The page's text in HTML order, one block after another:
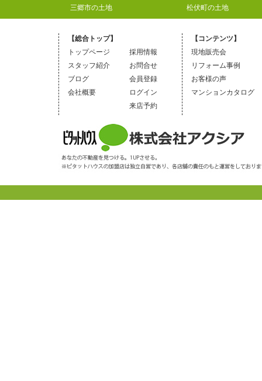
三郷市の土地
松伏町の土地
【総合トップ】
トップページ
スタッフ紹介
ブログ
会社概要
採用情報
お問合せ
会員登録
ログイン
来店予約
【コンテンツ】
現地販売会
リフォーム事例
お客様の声
マンションカタログ